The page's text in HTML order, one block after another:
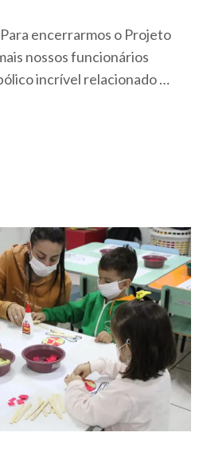
encerrarmos o Projeto
nossos funcionários
incrível relacionado …